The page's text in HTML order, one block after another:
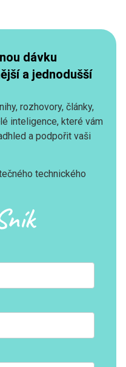
dávku
a jednodušší
rozhovory, články,
inteligence, které vám
a podpořit vaši
technického